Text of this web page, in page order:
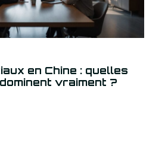
en Chine : quelles
vraiment ?